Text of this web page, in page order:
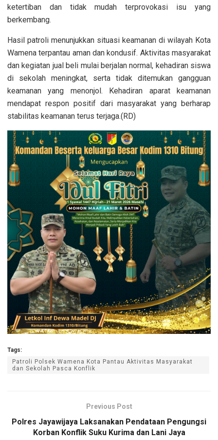
ketertiban dan tidak mudah terprovokasi isu yang
berkembang.
Hasil patroli menunjukkan situasi keamanan di wilayah Kota
Wamena terpantau aman dan kondusif. Aktivitas masyarakat
dan kegiatan jual beli mulai berjalan normal, kehadiran siswa
di sekolah meningkat, serta tidak ditemukan gangguan
keamanan yang menonjol. Kehadiran aparat keamanan
mendapat respon positif dari masyarakat yang berharap
stabilitas keamanan terus terjaga.(RD)
Tags:
Patroli Polsek Wamena Kota Pantau Aktivitas Masyarakat
dan Sekolah Pasca Konflik
Previous Post
Polres Jayawijaya Laksanakan Pendataan Pengungsi
Korban Konflik Suku Kurima dan Lani Jaya